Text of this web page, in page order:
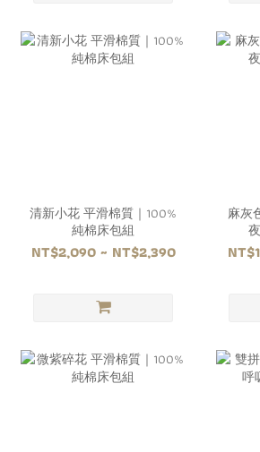
清新小花 平滑棉質｜100%
純棉床包組
NT$2,090 ~ NT$2,390
麻灰